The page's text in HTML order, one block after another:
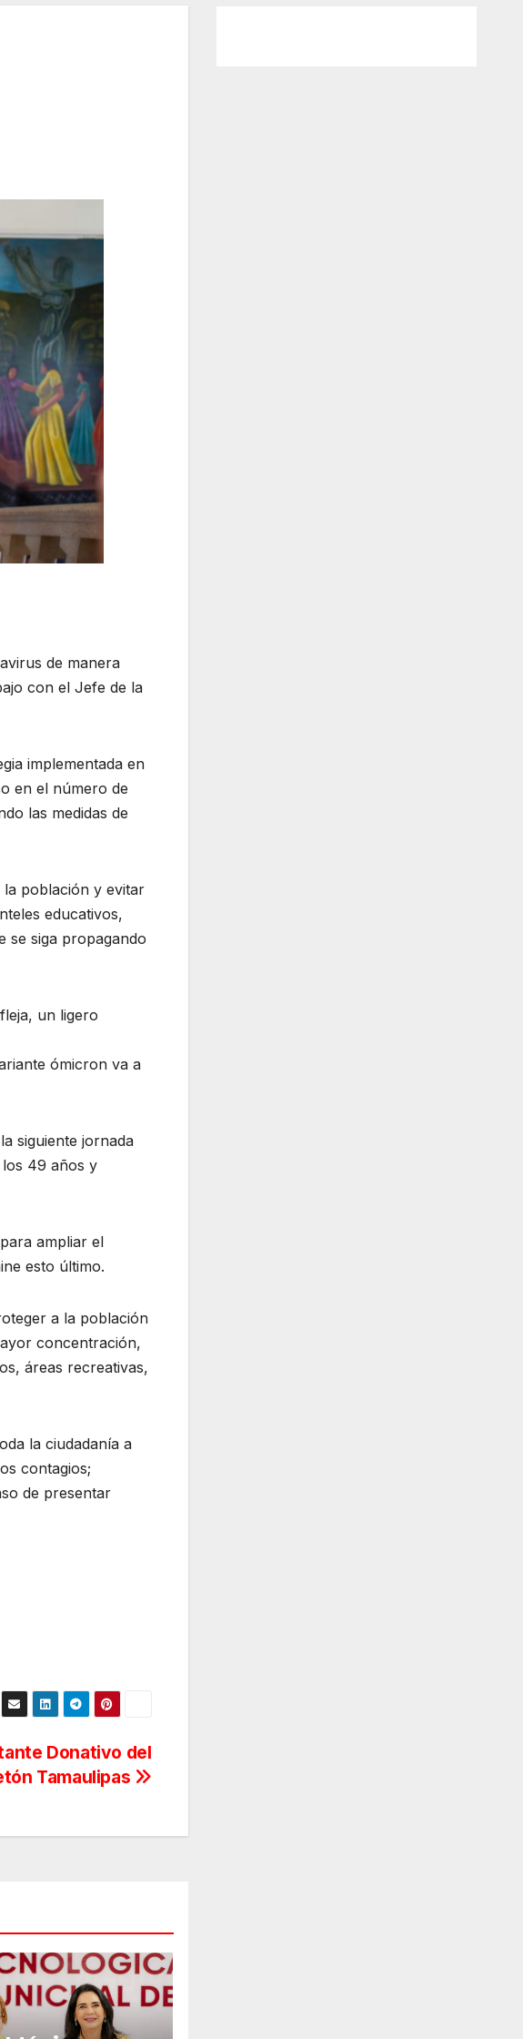
de manera
con el Jefe de la
implementada en
en el número de
las medidas de
la población y evitar
educativos,
se siga propagando
un ligero
ómicron va a
siguiente jornada
49 años y
ampliar el
esto último.
a la población
concentración,
áreas recreativas,
la ciudadanía a
contagios;
de presentar
Donativo del
Tamaulipas